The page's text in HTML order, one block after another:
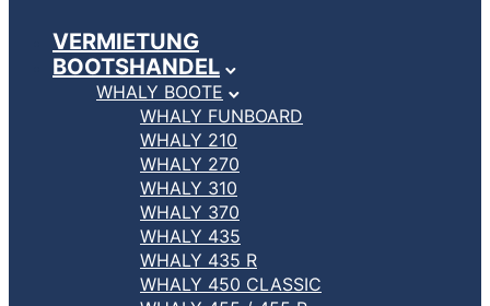
VERMIETUNG
BOOTSHANDEL
WHALY BOOTE
WHALY FUNBOARD
WHALY 210
WHALY 270
WHALY 310
WHALY 370
WHALY 435
WHALY 435 R
WHALY 450 CLASSIC